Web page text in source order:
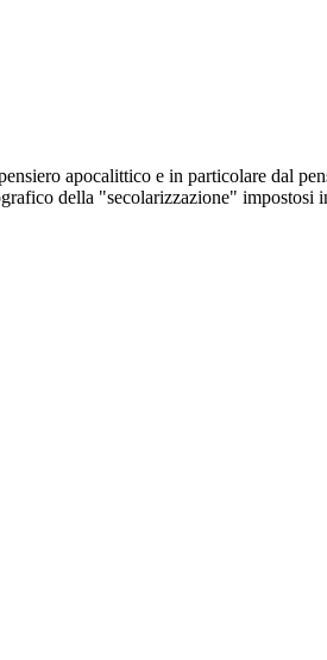
apocalittico e in particolare dal
della "secolarizzazione"